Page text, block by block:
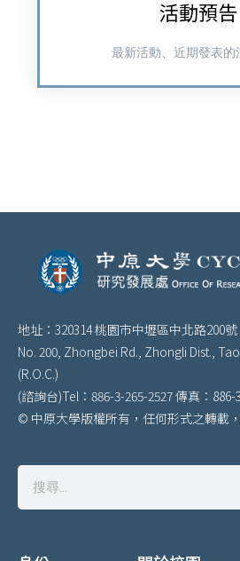
活動預告
最新活動、近期發表的
地址：320314 桃園市中壢區中北路200號
No. 200, Zhongbei Rd., Zhongli Dist.,
(R.O.C.)
(諮詢台)Tel：886-3-265-2527 傳真：886-
© 中原大學版權所有，任何形式之轉載